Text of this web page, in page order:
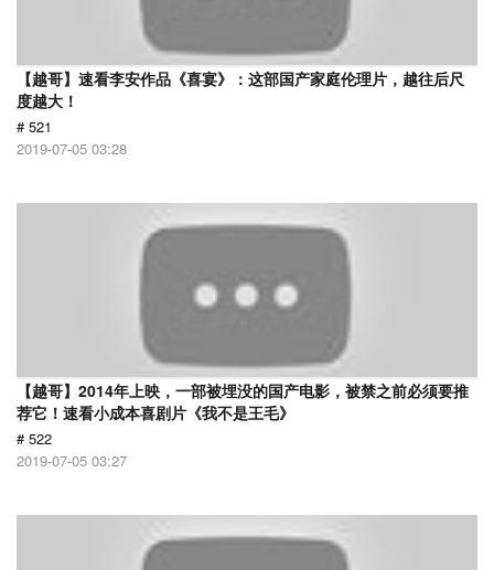
【越哥】速看李安作品《喜宴》：这部国产家庭伦理片，越往后尺
度越大！
# 521
2019-07-05 03:28
【越哥】2014年上映，一部被埋没的国产电影，被禁之前必须要推
荐它！速看小成本喜剧片《我不是王毛》
# 522
2019-07-05 03:27